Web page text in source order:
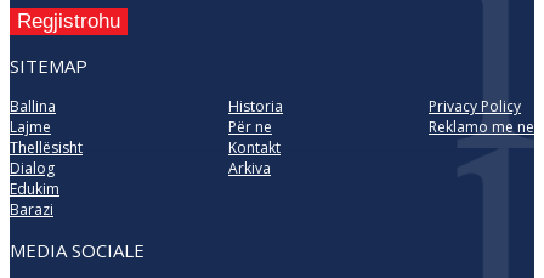
Regjistrohu
SITEMAP
Ballina
Lajme
Thellësisht
Dialog
Edukim
Barazi
Historia
Për ne
Kontakt
Arkiva
Privacy Policy
Reklamo me ne
MEDIA SOCIALE